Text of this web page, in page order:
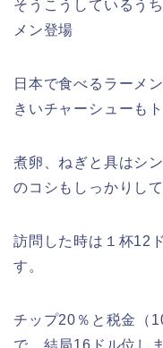
そうこうしているう
メン登場
日本で食べるラーメ
きいチャーシューも
煮卵、ねぎと具はシ
のコシもしっかりし
訪問した時は１杯12
す。
チップ20％と税金（
で、結局16ドル位し